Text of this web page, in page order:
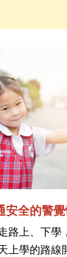
安全的警
路上、下學
上學的路線